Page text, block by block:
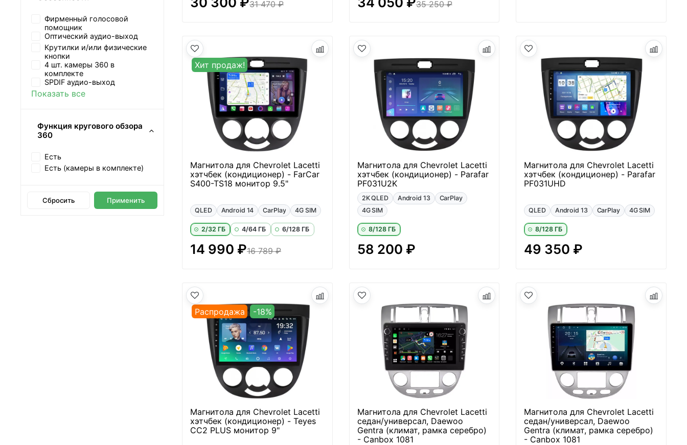
31 470 ₽ 35 250 ₽
Хит продаж!
Магнитола для Chevrolet Lacetti
хэтчбек (кондиционер) - FarCar
S400-TS18 монитор 9.5"
QLED Android 14 CarPlay 4G SIM
2/32 ГБ 4/64 ГБ 6/128 ГБ
14 990 ₽16 789 ₽
Магнитола для Chevrolet Lacetti
хэтчбек (кондиционер) - Parafar
PF031U2K
2K QLED Android 13
CarPlay
4G SIM
8/128 ГБ
58 200 ₽
Магнитола для Chevrolet Lacetti
хэтчбек (кондиционер) - Parafar
PF031UHD
QLED Android 13 CarPlay 4G SIM
8/128 ГБ
49 350 ₽
Распродажа -18%
Магнитола для Chevrolet Lacetti
хэтчбек (кондиционер) - Teyes
CC2 PLUS монитор 9"
Магнитола для Chevrolet Lacetti
седан/универсал, Daewoo
Gentra (климат, рамка серебро)
- Canbox 1081
Магнитола для Chevrolet Lacetti
седан/универсал, Daewoo
Gentra (климат, рамка серебро)
- Canbox 1081
Фирменный голосовой
помощник
Оптический аудио-выход
Крутилки и/или физические
кнопки
4 шт. камеры 360 в
комплекте
SPDIF аудио-выход
Показать все
Функция кругового обзора
360
Есть
Есть (камеры в комплекте)
Сбросить Применить